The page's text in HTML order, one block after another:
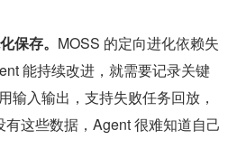
保存。 MOSS 的定向进化依赖失
能持续改进，就需要记录关键
输入输出，支持失败任务回放，
这些数据，Agent 很难知道自己